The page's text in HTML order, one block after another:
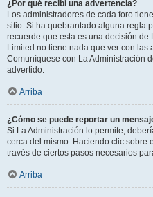
¿Por qué recibí una advertencia?
Los administradores de cada foro
sitio. Si ha quebrantado alguna regla
recuerde que esta es una decisión de
Limited no tiene nada que ver con las
Comuníquese con La Administración
advertido.
Arriba
¿Cómo se puede reportar un
Si La Administración lo permite,
cerca del mismo. Haciendo clic sobre
través de ciertos pasos necesarios
Arriba